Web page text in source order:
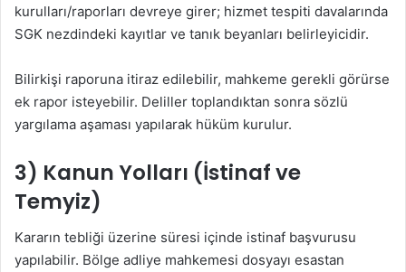
kurulları/raporları devreye girer; hizmet tespiti davalarında
SGK nezdindeki kayıtlar ve tanık beyanları belirleyicidir.
Bilirkişi raporuna itiraz edilebilir, mahkeme gerekli görürse
ek rapor isteyebilir. Deliller toplandıktan sonra sözlü
yargılama aşaması yapılarak hüküm kurulur.
3) Kanun Yolları (İstinaf ve
Temyiz)
Kararın tebliği üzerine süresi içinde istinaf başvurusu
yapılabilir. Bölge adliye mahkemesi dosyayı esastan